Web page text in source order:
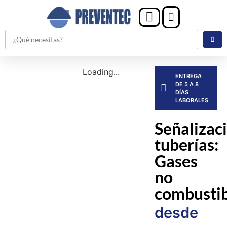
Loading...
ENTREGA
DE 5 A 8
DÍAS
LABORALES
tuberías:
Gases
no
desde